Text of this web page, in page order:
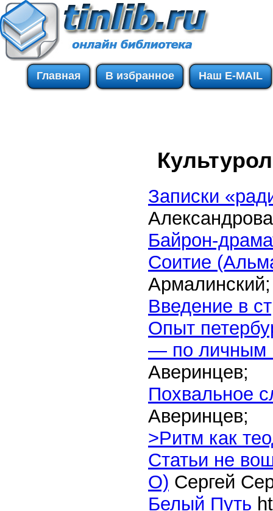
Главная В избранное Наш E-MAIL
Записки
Байрон-
Соитие
Армалинский;
Введение в
Опыт
— по личным
Аверинцев;
Похвальное
Аверинцев;
>Ритм как
Статьи не
О) Сергей
Белый Путь